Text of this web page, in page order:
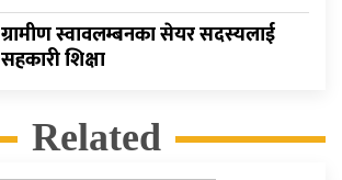
ग्रामीण स्वावलम्बनका सेयर सदस्यलाई
सहकारी शिक्षा
Related